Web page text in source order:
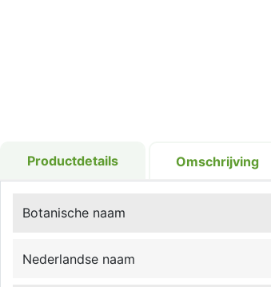
Productdetails Omschrijving
Botanische naam
Nederlandse naam